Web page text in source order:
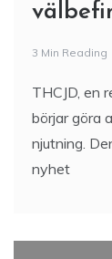
3 Min Reading
THCJD, en
börjar göra
njutning.
nyhet